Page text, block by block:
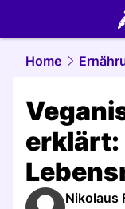
food.
Home
erklärt:
Nikolaus